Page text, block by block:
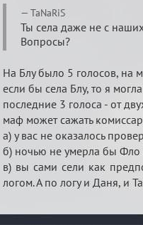
Re:
Аппеляция
по
делу
Danilkou,
TaNaRiS
от
16.05.2025
TaNaRiS
Ты села даже не с
Вопросы?
На Блу было 5 голосов, на
если бы села Блу, то я
последние 3 голоса - от
маф может сажать
а) у вас не оказалось
б) ночью не умерла бы
в) вы сами сели как
логом. А по логу и Даня, и